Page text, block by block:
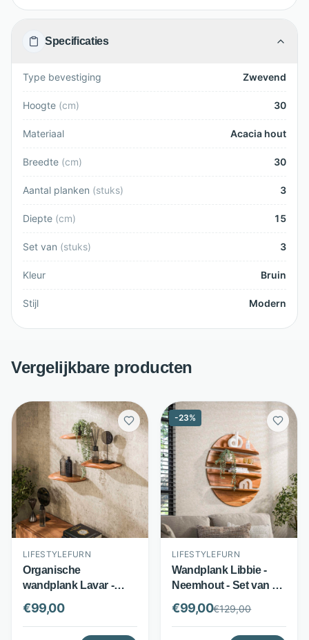
Specificaties
Type bevestiging Zwevend
Hoogte (cm) 30
Materiaal Acacia hout
Breedte (cm) 30
Aantal planken (stuks) 3
Diepte (cm) 15
Set van (stuks) 3
Kleur Bruin
Stijl Modern
Vergelijkbare producten
LIFESTYLEFURN
Organische
wandplank Lavar -
Massief acaciahout -
Set van 3 - Naturel
bruin - LifestyleFurn
€99,00
-23%
LIFESTYLEFURN
Wandplank Libbie -
Neemhout - Set van 4 -
Naturel bruin -
LifestyleFurn
€99,00€129,00